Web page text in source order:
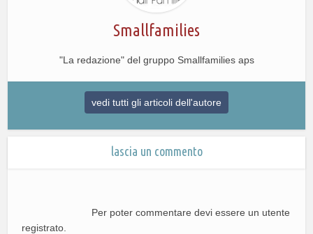
Smallfamilies
"La redazione" del gruppo Smallfamilies aps
vedi tutti gli articoli dell'autore
lascia un commento
Per poter commentare devi essere un utente
registrato.